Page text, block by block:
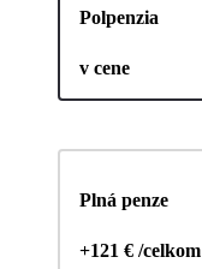
Polpenzia
v cene
Plná penze
+121 € /celkom